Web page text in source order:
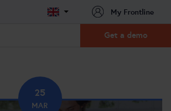
My Frontline
Get a demo
25
MAR